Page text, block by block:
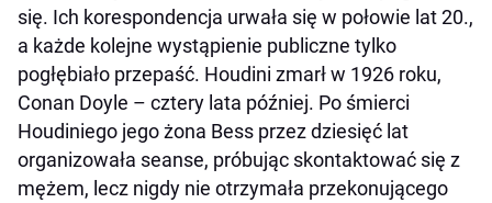
się. Ich korespondencja urwała się w połowie lat 20.,
a każde kolejne wystąpienie publiczne tylko
pogłębiało przepaść. Houdini zmarł w 1926 roku,
Conan Doyle – cztery lata później. Po śmierci
Houdiniego jego żona Bess przez dziesięć lat
organizowała seanse, próbując skontaktować się z
mężem, lecz nigdy nie otrzymała przekonującego